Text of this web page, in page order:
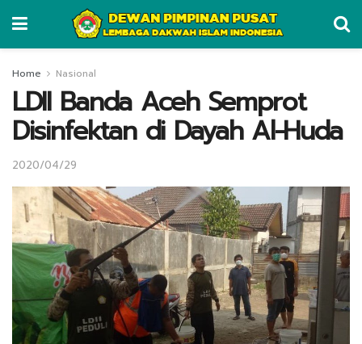
Home Nasional
LDII Banda Aceh Semprot
Disinfektan di Dayah Al-Huda
2020/04/29